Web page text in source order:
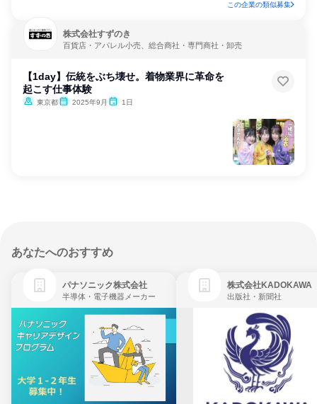
この企業の類似募集
株式会社すずのき
百貨店・アパレル小売、総合商社・専門商社・卸売
【1day】伝統をぶち壊せ。着物業界に革命を
起こす仕事体験
東京都 2025年9月 1日
あなたへのおすすめ
パナソニック株式会社
半導体・電子機器メーカー
株式会社KADOKAWA
出版社・新聞社